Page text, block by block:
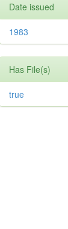
Date issued
1983
Has File(s)
true